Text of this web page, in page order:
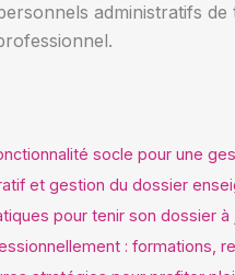
administratifs
socle pour une
et gestion du dossier
pour tenir son dossier à
: formations,